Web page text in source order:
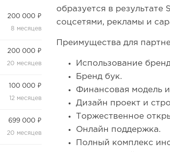
200 000 ₽
8 месяцев
200 000 ₽
20 месяцев
100 000 ₽
12 месяцев
699 000 ₽
20 месяцев
образуется в результате
соцсетями, рекламы и
Преимущества для
Использование
Бренд бук.
Финансовая модель
Дизайн проект и
Торжественное
Онлайн поддержка.
Полный комплекс